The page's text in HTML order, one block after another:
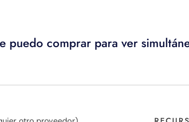
puedo comprar para ver